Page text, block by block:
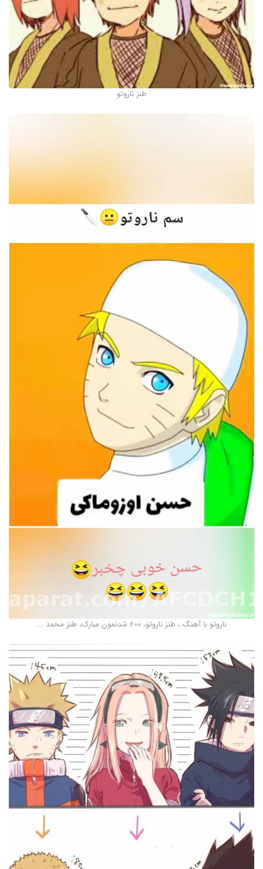
طنز ناروتو
ناروتو با آهنگ ، طنز ناروتو، 600 شدنمون مبارک، طنز محمد ...